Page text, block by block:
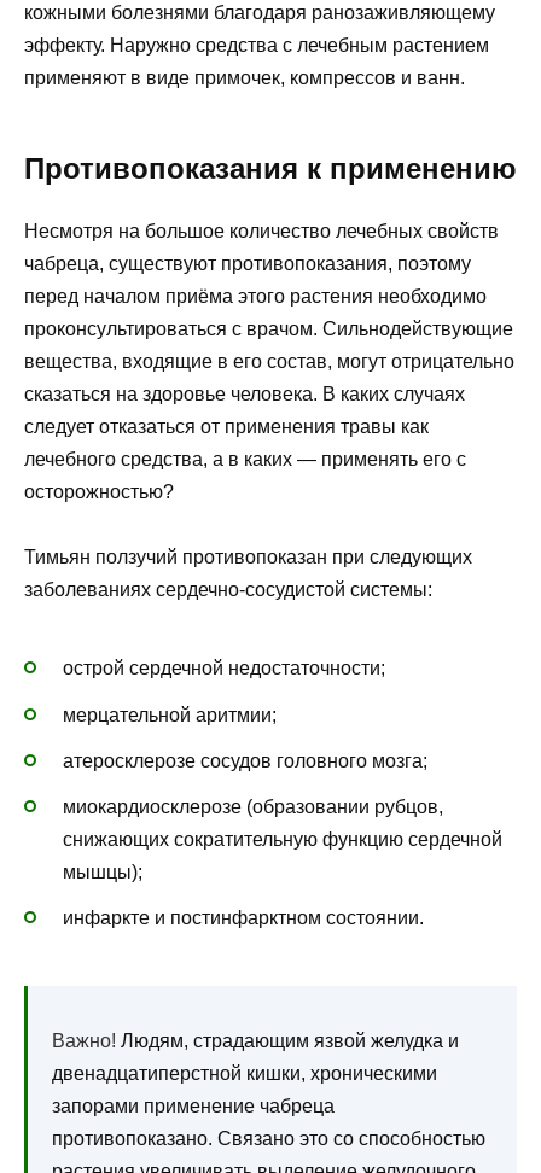
кожными болезнями благодаря ранозаживляющему
эффекту. Наружно средства с лечебным растением
применяют в виде примочек, компрессов и ванн.
Противопоказания к применению
Несмотря на большое количество лечебных свойств
чабреца, существуют противопоказания, поэтому
перед началом приёма этого растения необходимо
проконсультироваться с врачом. Сильнодействующие
вещества, входящие в его состав, могут отрицательно
сказаться на здоровье человека. В каких случаях
следует отказаться от применения травы как
лечебного средства, а в каких — применять его с
осторожностью?
Тимьян ползучий противопоказан при следующих
заболеваниях сердечно-сосудистой системы:
острой сердечной недостаточности;
мерцательной аритмии;
атеросклерозе сосудов головного мозга;
миокардиосклерозе (образовании рубцов,
снижающих сократительную функцию сердечной
мышцы);
инфаркте и постинфарктном состоянии.
Важно! Людям, страдающим язвой желудка и
двенадцатиперстной кишки, хроническими
запорами применение чабреца
противопоказано. Связано это со способностью